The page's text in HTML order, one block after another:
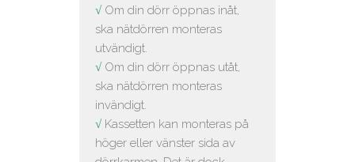
√ Om din dörr öppnas inåt,
ska nätdörren monteras
utvändigt.
√ Om din dörr öppnas utåt,
ska nätdörren monteras
invändigt.
√ Kassetten kan monteras på
höger eller vänster sida av